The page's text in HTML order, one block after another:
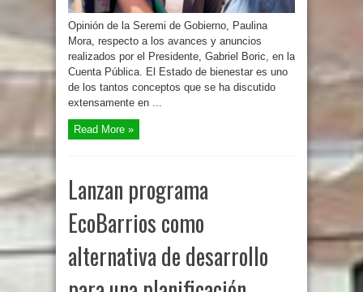
Opinión de la Seremi de Gobierno, Paulina
Mora, respecto a los avances y anuncios
realizados por el Presidente, Gabriel Boric, en la
Cuenta Pública. El Estado de bienestar es uno
de los tantos conceptos que se ha discutido
extensamente en ...
Read More »
Lanzan programa
EcoBarrios como
alternativa de desarrollo